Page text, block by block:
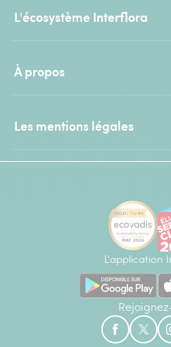
L'écosystème Interflora
À propos
Les mentions légales
L'application